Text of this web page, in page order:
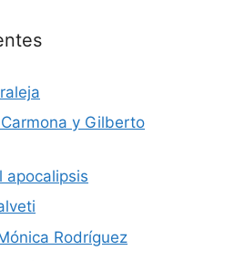
y Gilberto
apocalipsis
Rodríguez